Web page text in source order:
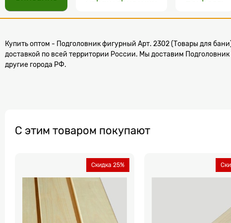
Купить оптом - Подголовник фигурный Арт. 2302 (Товары для
доставкой по всей территории России. Мы доставим
другие города РФ.
С этим товаром покупают
Скидка 25%